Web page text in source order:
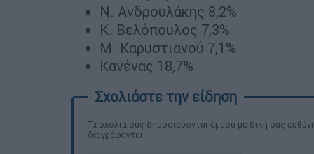
Ν. Ανδρουλάκης 8,2%
Κ. Βελόπουλος 7,3%
Μ. Καρυστιανού 7,1%
Κανένας 18,7%
Τα σχολιά σας δημοσιεύονται άμεσα με δική σας
διαγράφονται